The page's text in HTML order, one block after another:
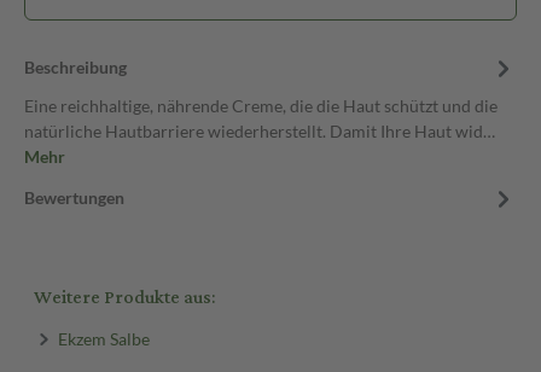
Beschreibung
Eine reichhaltige, nährende Creme, die die Haut schützt und die
natürliche Hautbarriere wiederherstellt. Damit Ihre Haut wid…
Mehr
Bewertungen
Weitere Produkte aus:
Ekzem Salbe